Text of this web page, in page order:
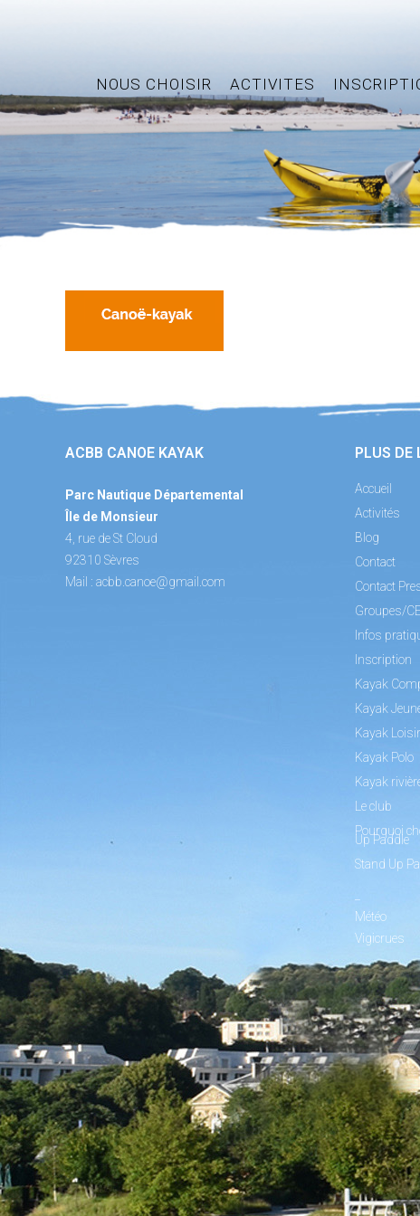
NOUS CHOISIR ACTIVITES
ACBB CANOE KAYAK
Parc Nautique Départemental
Île de Monsieur
4, rue de St Cloud
92310 Sèvres
Mail : acbb.canoe@gmail.com
PLUS DE
Accueil
Activités
Blog
Contact
Contact
Groupes/
Infos
Inscription
Kayak
Kayak
Kayak
Kayak Polo
Kayak
Le club
Pourquoi
Up Paddle
Stand Up
Météo
Vigicrues